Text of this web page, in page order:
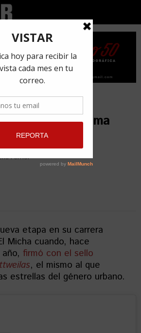
preparan tema
Ferriol
etapa en su carrera
Micha cuando, hace
firmó con el sello
, el mismo al que
estrellas del género urbano.